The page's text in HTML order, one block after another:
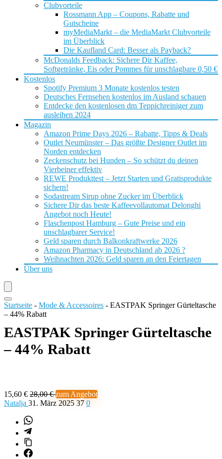
Clubvorteile
Rossmann App – Coupons, Rabatte und
Gutscheine
myMediaMarkt – die MediaMarkt Clubvorteile
im Überblick
Die Kaufland Card: Besser als Payback?
McDonalds Feedback: Sichere Dir Kaffee,
Softgetränke, Eis oder Pommes für unschlagbare 0,50 €
Kostenlos
Spotify Premium 3 Monate kostenlos testen
Deutsches Fernsehen kostenlos im Ausland schauen
Entdecke den kostenlosen dm Teppichreiniger zum
ausleihen 2024
Magazin
Amazon Prime Days 2026 – Rabatte, Tipps & Deals
Outlet Neumünster – Das größte Designer Outlet im
Norden entdecken
Zeckenschutz bei Hunden – So schützt du deinen
Vierbeiner effektiv
REWE Produkttest – Jetzt Starten und Gratisprodukte
sichern!
Sodastream Sirup ohne Zucker im Überblick
Sichere Dir das beste Kaffeevollautomat Delonghi
Angebot noch Heute!
Flaschenpost Hamburg – Gute Preise und ein
unschlagbarer Service!
Geld sparen durch Balkonkraftwerke 2026
Amazon Pharmacy in Deutschland ab 2026 ?
Weihnachten 2026: Geld sparen an den Feiertagen
Über uns
Startseite - Mode & Accessoires - EASTPAK Springer Gürteltasche
– 44% Rabatt
EASTPAK Springer Gürteltasche
– 44% Rabatt
15,60 € 28,00 €zum Angebot
Natalja 31. März 2025 37 0